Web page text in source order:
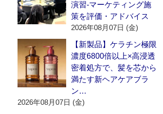
演習‐マーケティング施
策を評価・アドバイス
2026年08月07日 (金)
【新製品】ケラチン極限
濃度6800倍以上×高浸透
密着処方で、髪を芯から
満たす新ヘアケアブラ
ン…
2026年08月07日 (金)